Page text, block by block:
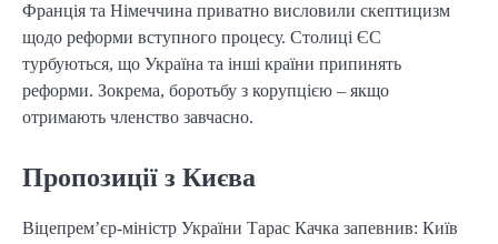
Франція та Німеччина приватно висловили скептицизм
щодо реформи вступного процесу. Столиці ЄС
турбуються, що Україна та інші країни припинять
реформи. Зокрема, боротьбу з корупцією – якщо
отримають членство завчасно.
Пропозиції з Києва
Віцепрем’єр-міністр України Тарас Качка запевнив: Київ